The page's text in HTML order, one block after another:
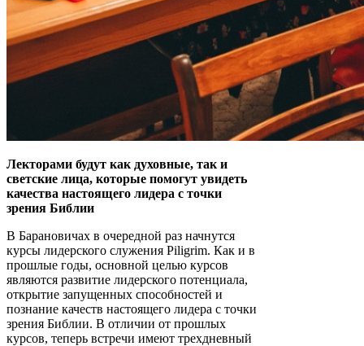
Лекторами будут как духовные, так и
светские лица, которые помогут увидеть
качества настоящего лидера с точки
зрения Библии
В Барановичах в очередной раз начнутся
курсы лидерского служения Piligrim. Как и в
прошлые годы, основной целью курсов
являются развитие лидерского потенциала,
открытие запущенных способностей и
познание качеств настоящего лидера с точки
зрения Библии. В отличии от прошлых
курсов, теперь встречи имеют трехдневный